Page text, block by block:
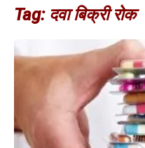
Tag: दवा बिक्री रोक